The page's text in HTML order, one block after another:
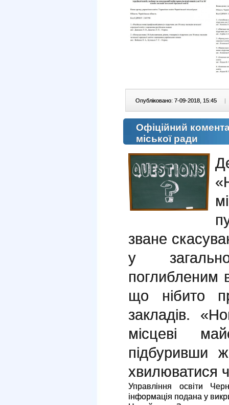
Опубліковано: 7-09-2018, 15:45 |
Офіційний
міської ради
зване
у
поглибленим
що нібито
закладів.
місцеві
підбуривши
хвилюватися
Управління освіти
інформація подана у